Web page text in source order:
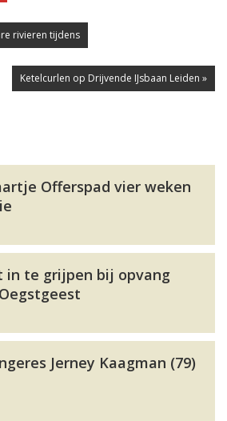
rivieren tijdens
Ketelcurlen op Drijvende IJsbaan Leiden »
Offerspad vier weken
in te grijpen bij opvang
Jerney Kaagman (79)